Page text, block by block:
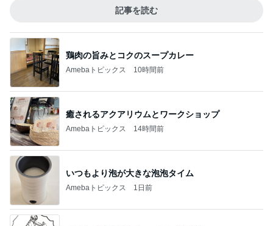
記事を読む
鶏肉の旨みとコクのスープカレー
Amebaトピックス 10時間前
癒されるアクアリウムとワークショップ
Amebaトピックス 14時間前
いつもより泡が大きな泡泡タイム
Amebaトピックス 1日前